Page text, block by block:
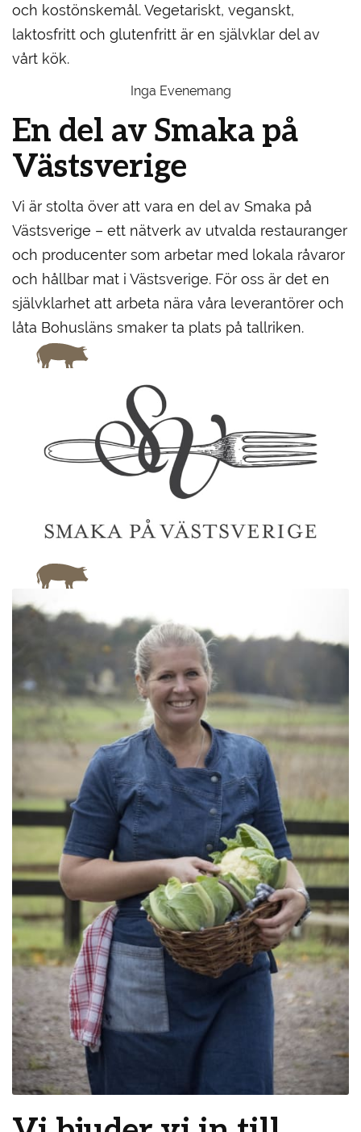
och kostönskemål. Vegetariskt, veganskt,
laktosfritt och glutenfritt är en självklar del av
vårt kök.
Inga Evenemang
En del av Smaka på
Västsverige
Vi är stolta över att vara en del av Smaka på
Västsverige – ett nätverk av utvalda restauranger
och producenter som arbetar med lokala råvaror
och hållbar mat i Västsverige. För oss är det en
självklarhet att arbeta nära våra leverantörer och
låta Bohusläns smaker ta plats på tallriken.